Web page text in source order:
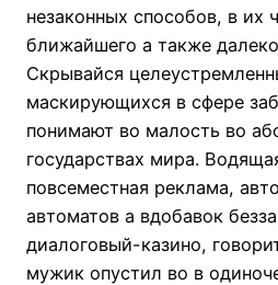
незаконных способов, в их
ближайшего а также
Скрывайся
маскирующихся в сфере
понимают во малость во
государствах мира.
повсеместная реклама,
автоматов а вдобавок
диалоговый-казино,
мужик опустил во в